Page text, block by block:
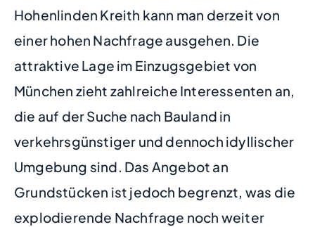
Hohenlinden Kreith kann man derzeit von
einer hohen Nachfrage ausgehen. Die
attraktive Lage im Einzugsgebiet von
München zieht zahlreiche Interessenten an,
die auf der Suche nach Bauland in
verkehrsgünstiger und dennoch idyllischer
Umgebung sind. Das Angebot an
Grundstücken ist jedoch begrenzt, was die
explodierende Nachfrage noch weiter